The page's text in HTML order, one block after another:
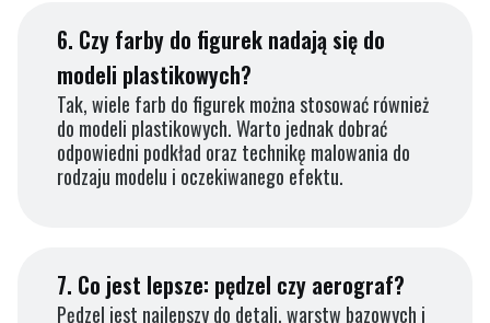
6. Czy farby do figurek nadają się do
modeli plastikowych?
Tak, wiele farb do figurek można stosować również
do modeli plastikowych. Warto jednak dobrać
odpowiedni podkład oraz technikę malowania do
rodzaju modelu i oczekiwanego efektu.
7. Co jest lepsze: pędzel czy aerograf?
Pędzel jest najlepszy do detali, warstw bazowych i